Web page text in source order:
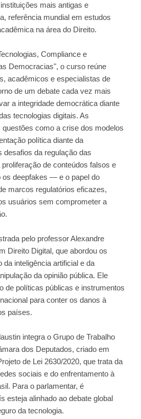
mais antigas e
referência mundial em estudos
na área do Direito.
Compliance e
Democracias", o curso reúne
acadêmicos e especialistas de
de um debate cada vez mais
a integridade democrática diante
tecnologias digitais. As
como a crise dos modelos
política diante da
desafios da regulação das
de conteúdos falsos e
deepfakes — e o papel do
marcos regulatórios eficazes,
usuários sem comprometer a
pelo professor Alexandre
Direito Digital, que abordou os
da inteligência artificial e da
da opinião pública. Ele
de políticas públicas e instrumentos
para conter os danos à
países.
integra o Grupo de Trabalho
dos Deputados, criado em
de Lei 2630/2020, que trata da
sociais e do enfrentamento à
Para o parlamentar, é
esteja alinhado ao debate global
da tecnologia.